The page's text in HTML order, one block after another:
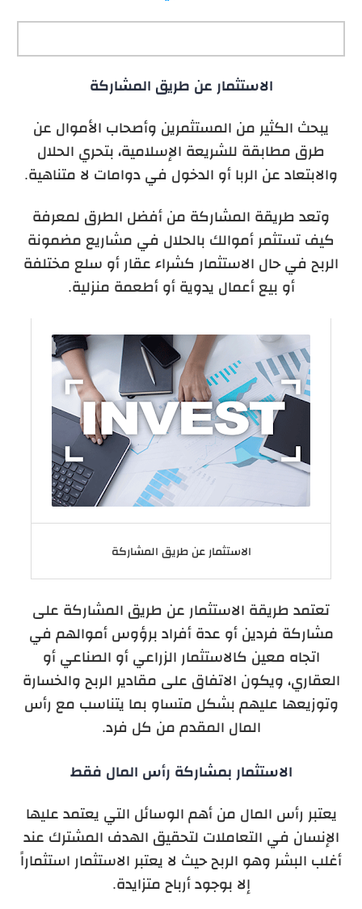
الاستثمار عن طريق المشاركة
يبحث الكثير من المستثمرين وأصحاب الأموال عن
طرق مطابقة للشريعة الإسلامية، بتحري الحلال
والابتعاد عن الربا أو الدخول في دوامات لا متناهية.
وتعد طريقة المشاركة من أفضل الطرق لمعرفة
كيف تستثمر أموالك بالحلال في مشاريع مضمونة
الربح في حال الاستثمار كشراء عقار أو سلع مختلفة
أو بيع أعمال يدوية أو أطعمة منزلية.
الاستثمار عن طريق المشاركة
تعتمد طريقة الاستثمار عن طريق المشاركة على
مشاركة فردين أو عدة أفراد برؤوس أموالهم في
اتجاه معين كالاستثمار الزراعي أو الصناعي أو
العقاري، ويكون الاتفاق على مقادير الربح والخسارة
وتوزيعها عليهم بشكل متساو بما يتناسب مع رأس
المال المقدم من كل فرد.
الاستثمار بمشاركة رأس المال فقط
يعتبر رأس المال من أهم الوسائل التي يعتمد عليها
الإنسان في التعاملات لتحقيق الهدف المشترك عند
أغلب البشر وهو الربح حيث لا يعتبر الاستثمار استثماراً
إلا بوجود أرباح متزايدة.